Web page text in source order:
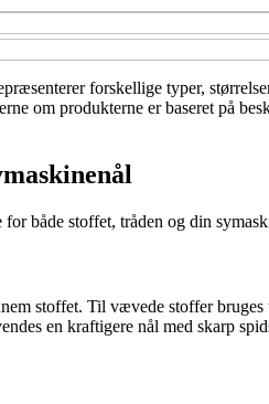
forskellige typer,
om produkterne er baseret på
både stoffet, tråden og din
stoffet. Til vævede stoffer
en kraftigere nål med skarp